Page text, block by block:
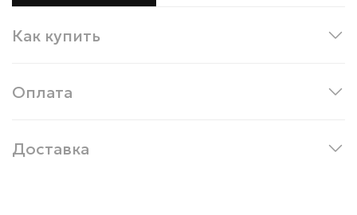
Как купить
Оплата
Доставка